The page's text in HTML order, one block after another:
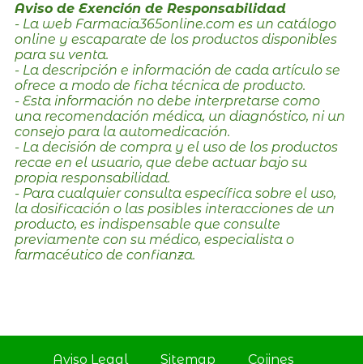
Aviso de Exención de Responsabilidad
- La web Farmacia365online.com es un catálogo
online y escaparate de los productos disponibles
para su venta.
- La descripción e información de cada artículo se
ofrece a modo de ficha técnica de producto.
- Esta información no debe interpretarse como
una recomendación médica, un diagnóstico, ni un
consejo para la automedicación.
- La decisión de compra y el uso de los productos
recae en el usuario, que debe actuar bajo su
propia responsabilidad.
- Para cualquier consulta específica sobre el uso,
la dosificación o las posibles interacciones de un
producto, es indispensable que consulte
previamente con su médico, especialista o
farmacéutico de confianza.
Aviso Legal Sitemap Cojines